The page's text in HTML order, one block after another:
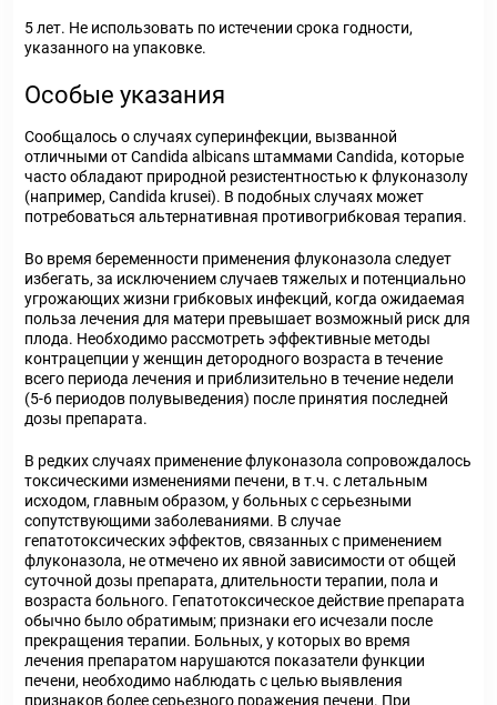
5 лет. Не использовать по истечении срока годности,
указанного на упаковке.
Особые указания
Сообщалось о случаях суперинфекции, вызванной
отличными от Candida albicans штаммами Candida, которые
часто обладают природной резистентностью к флуконазолу
(например, Candida krusei). В подобных случаях может
потребоваться альтернативная противогрибковая терапия.
Во время беременности применения флуконазола следует
избегать, за исключением случаев тяжелых и потенциально
угрожающих жизни грибковых инфекций, когда ожидаемая
польза лечения для матери превышает возможный риск для
плода. Необходимо рассмотреть эффективные методы
контрацепции у женщин детородного возраста в течение
всего периода лечения и приблизительно в течение недели
(5-6 периодов полувыведения) после принятия последней
дозы препарата.
В редких случаях применение флуконазола сопровождалось
токсическими изменениями печени, в т.ч. с летальным
исходом, главным образом, у больных с серьезными
сопутствующими заболеваниями. В случае
гепатотоксических эффектов, связанных с применением
флуконазола, не отмечено их явной зависимости от общей
суточной дозы препарата, длительности терапии, пола и
возраста больного. Гепатотоксическое действие препарата
обычно было обратимым; признаки его исчезали после
прекращения терапии. Больных, у которых во время
лечения препаратом нарушаются показатели функции
печени, необходимо наблюдать с целью выявления
признаков более серьезного поражения печени. При